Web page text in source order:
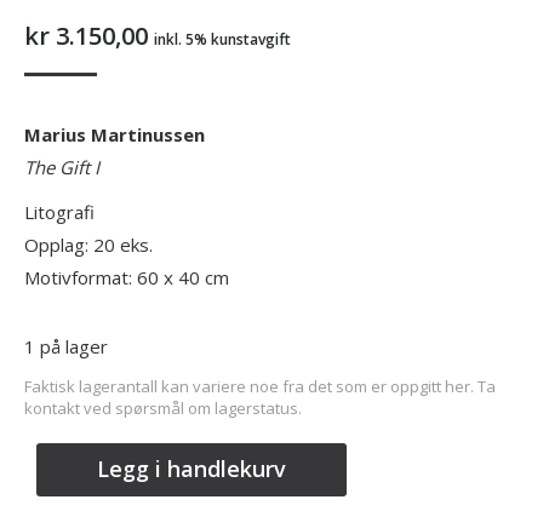
kr 3.150,00 inkl. 5% kunstavgift
Marius Martinussen
The Gift I
Litografi
Opplag: 20 eks.
Motivformat: 60 x 40 cm
1 på lager
Faktisk lagerantall kan variere noe fra det som er oppgitt her. Ta
kontakt ved spørsmål om lagerstatus.
Legg i handlekurv